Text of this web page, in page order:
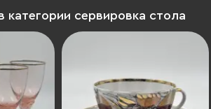
категории сервировка стола